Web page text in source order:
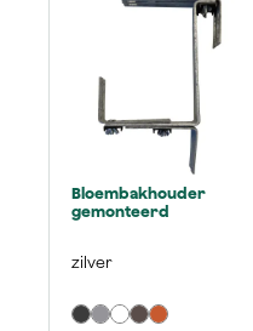
Bloembakhouder
gemonteerd
zilver